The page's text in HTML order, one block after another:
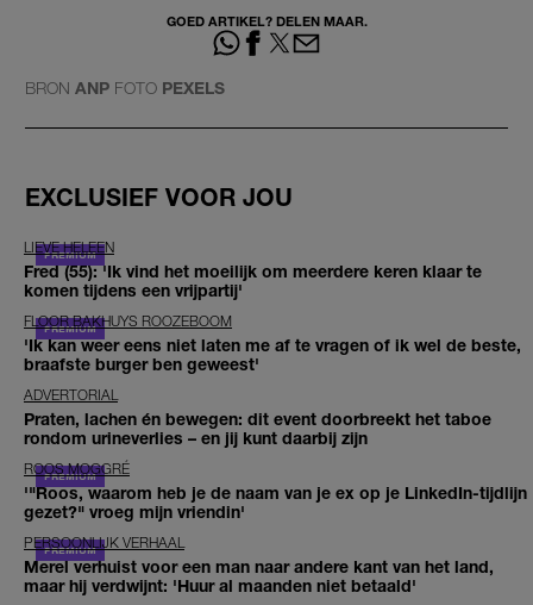
GOED ARTIKEL? DELEN MAAR.
BRON ANP FOTO PEXELS
EXCLUSIEF VOOR JOU
LIEVE HELEEN
Fred (55): 'Ik vind het moeilijk om meerdere keren klaar te
komen tijdens een vrijpartij'
FLOOR BAKHUYS ROOZEBOOM
'Ik kan weer eens niet laten me af te vragen of ik wel de beste,
braafste burger ben geweest'
ADVERTORIAL
Praten, lachen én bewegen: dit event doorbreekt het taboe
rondom urineverlies – en jij kunt daarbij zijn
ROOS MOGGRÉ
'"Roos, waarom heb je de naam van je ex op je LinkedIn-tijdlijn
gezet?" vroeg mijn vriendin'
PERSOONLIJK VERHAAL
Merel verhuist voor een man naar andere kant van het land,
maar hij verdwijnt: 'Huur al maanden niet betaald'